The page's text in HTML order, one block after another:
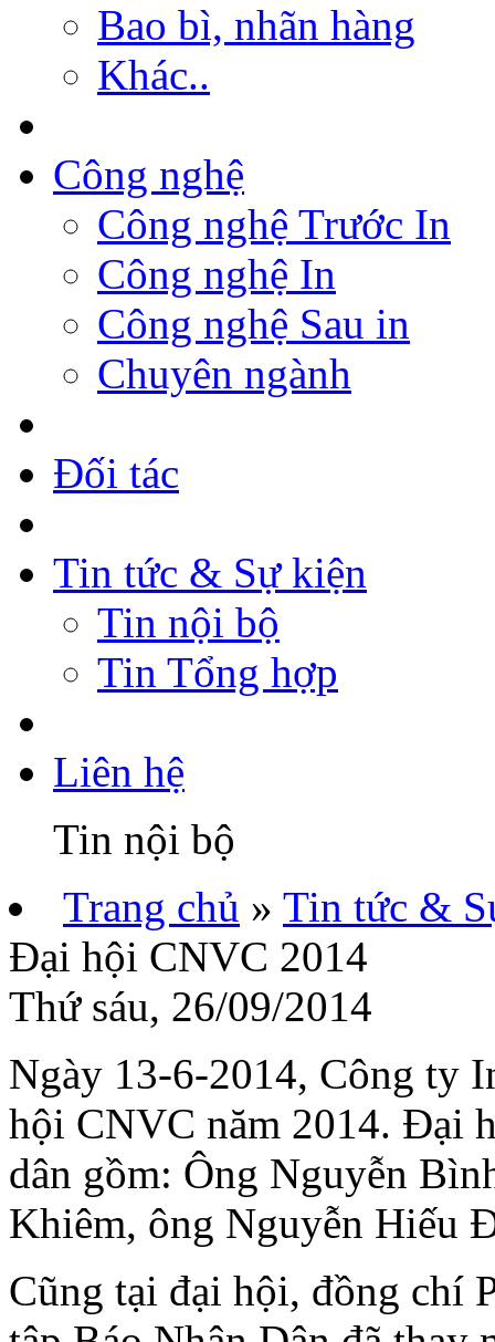
Bao bì, nhãn hàng
Khác..
Công nghệ
Công nghệ Trước In
Công nghệ In
Công nghệ Sau in
Chuyên ngành
Đối tác
Tin tức & Sự kiện
Tin nội bộ
Tin Tổng hợp
Liên hệ
Tin nội bộ
Trang chủ » Tin tức &
Đại hội CNVC 2014
Thứ sáu, 26/09/2014
Ngày 13-6-2014, Công ty
hội CNVC năm 2014. Đại
dân gồm: Ông Nguyễn
Khiêm, ông Nguyễn Hiếu
Cũng tại đại hội, đồng chí